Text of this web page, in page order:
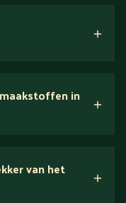
in
van het